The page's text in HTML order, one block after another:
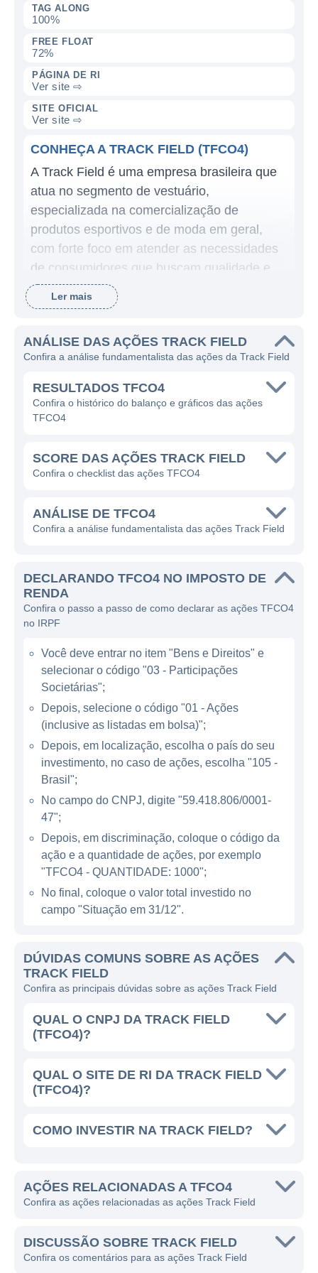
TAG ALONG
100%
FREE FLOAT
72%
PÁGINA DE RI
Ver site ⇨
SITE OFICIAL
Ver site ⇨
CONHEÇA A TRACK FIELD (TFCO4)
A Track Field é uma empresa brasileira que
atua no segmento de vestuário,
especializada na comercialização de
produtos esportivos e de moda em geral,
com forte foco em atender as necessidades
de consumidores que buscam qualidade e
estilo em suas práticas esportivas e
atividades do dia a dia. Desde sua fundação,
posicionar como uma referência no mercado
de moda fitness e casual, oferecendo
produtos que combinam funcionalidade e
design contemporâneo.
de produtos que incluem roupas, calçados e
acessórios voltados para a prática de
itens que atendem ao cotidiano, permitindo
que os consumidores façam a transição do
investe constantemente em inovação e
design, buscando as últimas tendências de
moda e tecnologia em tecidos e materiais
Track Field também é conhecida por suas
campanhas promocionais e eventos voltados
à promoção de um estilo de vida saudável.
ATUAÇÃO DA TRACK FIELD
Atualmente, a Track Field opera
número significativo de lojas que oferecem
conceito das lojas é projetado para criar um
ambiente acolhedor e inspirador para os
clientes, que são atraídos pela combinação
de produtos de alta qualidade e um
de vendas online, ampliando seu alcance e
facilitando a experiência de compra para os
compras pela internet.
o design e a fabricação de vestuário
esportivo e casual, a comercialização de
realização de ações de marketing e
responsabilidade social, engajando-se em
ações que promovem a saúde e o bem-estar
CONTROLADORES E SÓCIOS
Ler mais
ANÁLISE DAS AÇÕES TRACK FIELD
Confira a análise fundamentalista das ações da Track Field
RESULTADOS TFCO4
Confira o histórico do balanço e gráficos das ações
TFCO4
SCORE DAS AÇÕES TRACK FIELD
Confira o checklist das ações TFCO4
ANÁLISE DE TFCO4
Confira a análise fundamentalista das ações Track Field
DECLARANDO TFCO4 NO IMPOSTO DE
RENDA
Confira o passo a passo de como declarar as ações TFCO4
no IRPF
Você deve entrar no item "Bens e Direitos" e
selecionar o código "03 - Participações
Societárias";
Depois, selecione o código "01 - Ações
(inclusive as listadas em bolsa)";
Depois, em localização, escolha o país do seu
investimento, no caso de ações, escolha "105 -
Brasil";
No campo do CNPJ, digite "59.418.806/0001-
47";
Depois, em discriminação, coloque o código da
ação e a quantidade de ações, por exemplo
"TFCO4 - QUANTIDADE: 1000";
No final, coloque o valor total investido no
campo "Situação em 31/12".
DÚVIDAS COMUNS SOBRE AS AÇÕES
TRACK FIELD
Confira as principais dúvidas sobre as ações Track Field
QUAL O CNPJ DA TRACK FIELD
(TFCO4)?
QUAL O SITE DE RI DA TRACK FIELD
(TFCO4)?
COMO INVESTIR NA TRACK FIELD?
AÇÕES RELACIONADAS A TFCO4
Confira as ações relacionadas as ações Track Field
DISCUSSÃO SOBRE TRACK FIELD
Confira os comentários para as ações Track Field